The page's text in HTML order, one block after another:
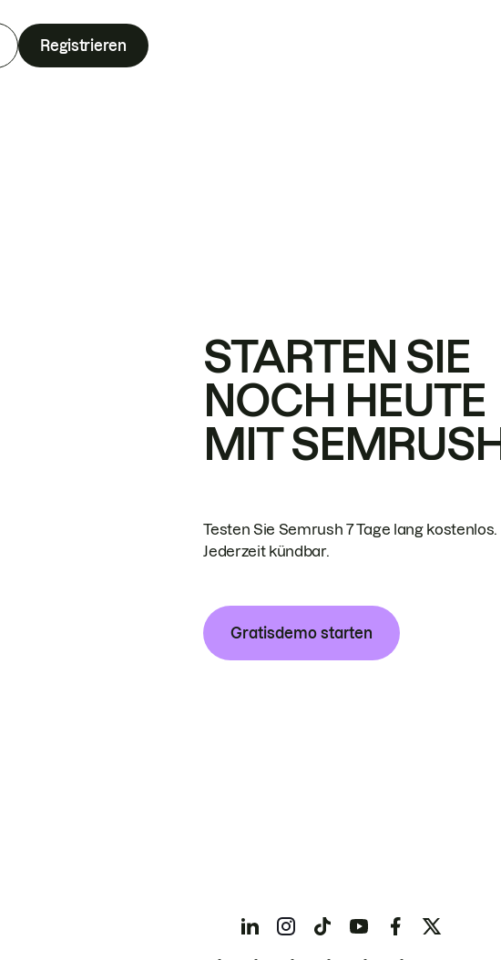
Registrieren
STARTEN SIE
NOCH HEUTE
MIT
Testen Sie Semrush 7 Tage lang kostenlos.
Jederzeit kündbar.
Gratisdemo starten